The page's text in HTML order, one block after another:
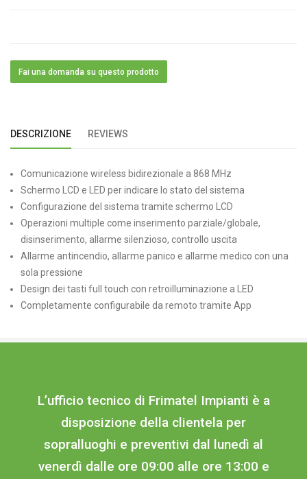
Fai una domanda su questo prodotto
DESCRIZIONE REVIEWS
Comunicazione wireless bidirezionale a 868 MHz
Schermo LCD e LED per indicare lo stato del sistema
Configurazione del sistema tramite schermo LCD
Operazioni multiple come inserimento parziale/globale,
disinserimento, allarme silenzioso, controllo uscita
Allarme antincendio, allarme panico e allarme medico con una
sola pressione
Design dei tasti full touch con retroilluminazione a LED
Completamente configurabile da remoto tramite App
L’ufficio tecnico di Frimatel Impianti è a
disposizione della clientela per
sopralluoghi e preventivi dal lunedì al
venerdì dalle ore 09:00 alle ore 13:00 e